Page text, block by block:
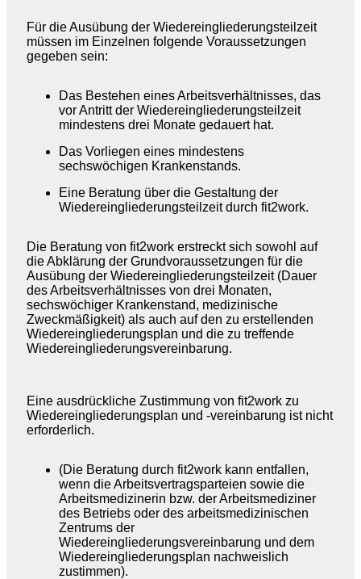
Für die Ausübung der Wiedereingliederungsteilzeit
müssen im Einzelnen folgende Voraussetzungen
gegeben sein:
Das Bestehen eines Arbeitsverhältnisses, das
vor Antritt der Wiedereingliederungsteilzeit
mindestens drei Monate gedauert hat.
Das Vorliegen eines mindestens
sechswöchigen Krankenstands.
Eine Beratung über die Gestaltung der
Wiedereingliederungsteilzeit durch fit2work.
Die Beratung von fit2work erstreckt sich sowohl auf
die Abklärung der Grundvoraussetzungen für die
Ausübung der Wiedereingliederungsteilzeit (Dauer
des Arbeitsverhältnisses von drei Monaten,
sechswöchiger Krankenstand, medizinische
Zweckmäßigkeit) als auch auf den zu erstellenden
Wiedereingliederungsplan und die zu treffende
Wiedereingliederungsvereinbarung.
Eine ausdrückliche Zustimmung von fit2work zu
Wiedereingliederungsplan und -vereinbarung ist nicht
erforderlich.
(Die Beratung durch fit2work kann entfallen,
wenn die Arbeitsvertragsparteien sowie die
Arbeitsmedizinerin bzw. der Arbeitsmediziner
des Betriebs oder des arbeitsmedizinischen
Zentrums der
Wiedereingliederungsvereinbarung und dem
Wiedereingliederungsplan nachweislich
zustimmen).